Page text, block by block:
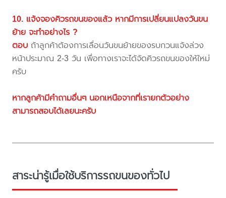
10. แจ้งจองคิวรถขนของแล้ว หากมีการเปลี่ยนแปลงวันขน
ย้าย จะทำอย่างไร ?
ตอบ ถ้าลูกค้าต้องการเลื่อนวันขนย้ายของรบกวนแจ้งล่วง
หน้าประมาณ 2-3 วัน เพื่อทางเราจะได้จัดคิวรถขนของให้ใหม่
ครับ
หากลูกค้ามีคำถามอื่นๆ นอกเหนือจากที่เรายกตัวอย่าง
สามารถสอบได้เลยนะครับ
สาระน่ารู้เมื่อใช้บริการรถขนของทั่วไป